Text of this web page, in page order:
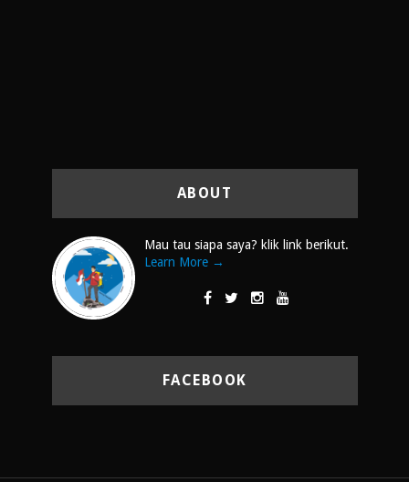
ABOUT
Mau tau siapa saya? klik link berikut.
Learn More →
FACEBOOK